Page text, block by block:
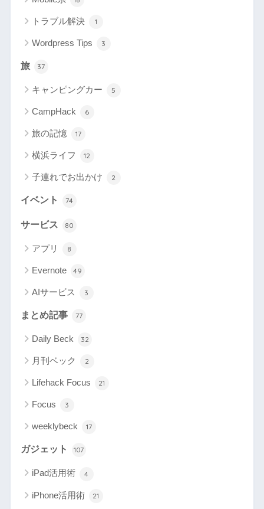
トラブル解決 1
Wordpress Tips 3
旅 37
キャンピングカー 5
CampHack 6
旅の記憶 17
横浜ライフ 12
子連れでお出かけ 2
イベント 74
サービス 80
アプリ 8
Evernote 49
AIサービス 3
まとめ記事 77
Daily Beck 32
月刊ベック 2
Lifehack Focus 21
Focus 3
weeklybeck 17
ガジェット 107
iPad活用術 4
iPhone活用術 21